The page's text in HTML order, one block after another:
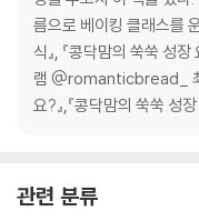
01. 모양에 따른 분류
- 산형 식빵
- 각형 식빵
02. 제법에 따른 분류
- 탕종법
- 천연효모법
름으로 베이킹 클래스를
식』, 『콩닥맘의 쑥쑥 성
램 @romanticbread_ 최
요?』,『콩닥맘의 쑥쑥 성장
관련 분류